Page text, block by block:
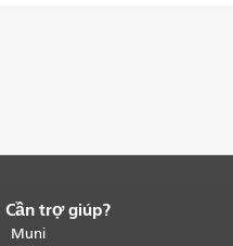
Kết thúc nội dung trang.
của trang này được lặp lại trên mọi
Cần trợ giúp?
Muni